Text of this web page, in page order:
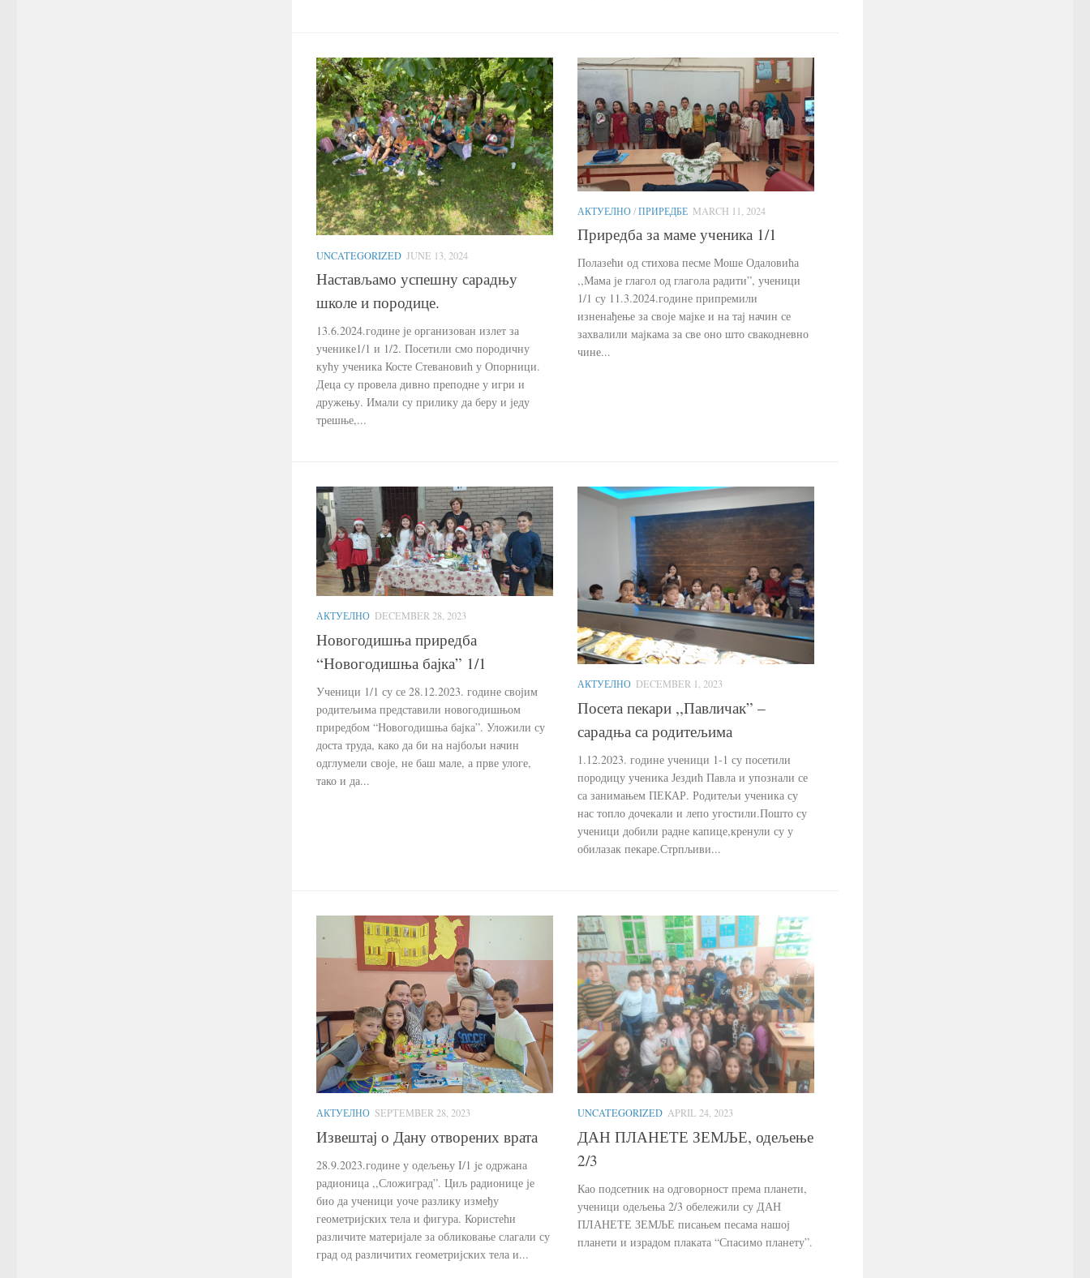
UNCATEGORIZED JUNE 13, 2024
Настављамо успешну сарадњу
школе и породице.
13.6.2024.године је организован излет за
ученике1/1 и 1/2. Посетили смо породичну
кућу ученика Косте Стевановић у Опорници.
Деца су провела дивно преподне у игри и
дружењу. Имали су прилику да беру и једу
трешње,...
АКТУЕЛНО/ПРИРЕДБЕ MARCH 11, 2024
Приредба за маме ученика 1/1
Полазећи од стихова песме Моше Одаловића
,,Мама је глагол од глагола радити”, ученици
1/1 су 11.3.2024.године припремили
изненађење за своје мајке и на тај начин се
захвалили мајкама за све оно што свакодневно
чине...
АКТУЕЛНО DECEMBER 28, 2023
Новогодишња приредба
“Новогодишња бајка” 1/1
Ученици 1/1 су се 28.12.2023. године својим
родитељима представили новогодишњом
приредбом “Новогодишња бајка”. Уложили су
доста труда, како да би на најбољи начин
одглумели своје, не баш мале, а прве улоге,
тако и да...
АКТУЕЛНО DECEMBER 1, 2023
Посета пекари ,,Павличак” –
сарадња са родитељима
1.12.2023. године ученици 1-1 су посетили
породицу ученика Јездић Павла и упознали се
са занимањем ПЕКАР. Родитељи ученика су
нас топло дочекали и лепо угостили.Пошто су
ученици добили радне капице,кренули су у
обилазак пекаре.Стрпљиви...
АКТУЕЛНО SEPTEMBER 28, 2023
Извештај о Дану отворених врата
28.9.2023.године у одељењу I/1 je одржана
радионица ,,Сложиград”. Циљ радионице је
био да ученици уоче разлику између
геометријских тела и фигура. Користећи
различите материјале за обликовање слагали су
град од различитих геометријских тела и...
UNCATEGORIZED APRIL 24, 2023
ДАН ПЛАНЕТЕ ЗЕМЉЕ, одељење
2/3
Као подсетник на одговорност према планети,
ученици одељења 2/3 обележили су ДАН
ПЛАНЕТЕ ЗЕМЉЕ писањем песама нашој
планети и израдом плаката “Спасимо планету”.